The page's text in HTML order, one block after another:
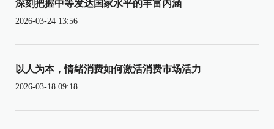
深刻把握中等发达国家水平的丰富内涵
2026-03-24 13:56
以人为本，情绪消费如何激活消费市场活力
2026-03-18 09:18